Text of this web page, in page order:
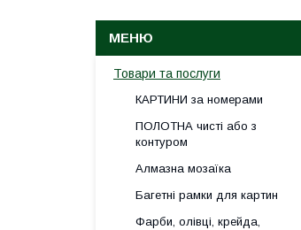
Товари та послуги
КАРТИНИ за номерами
ПОЛОТНА чисті або з
контуром
Алмазна мозаїка
Багетні рамки для картин
Фарби, олівці, крейда,